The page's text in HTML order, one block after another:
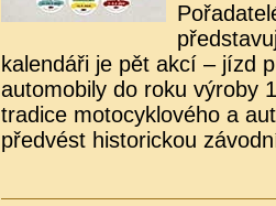
kalendáři je pět akcí – jízd
automobily do roku výroby
tradice motocyklového a
předvést historickou